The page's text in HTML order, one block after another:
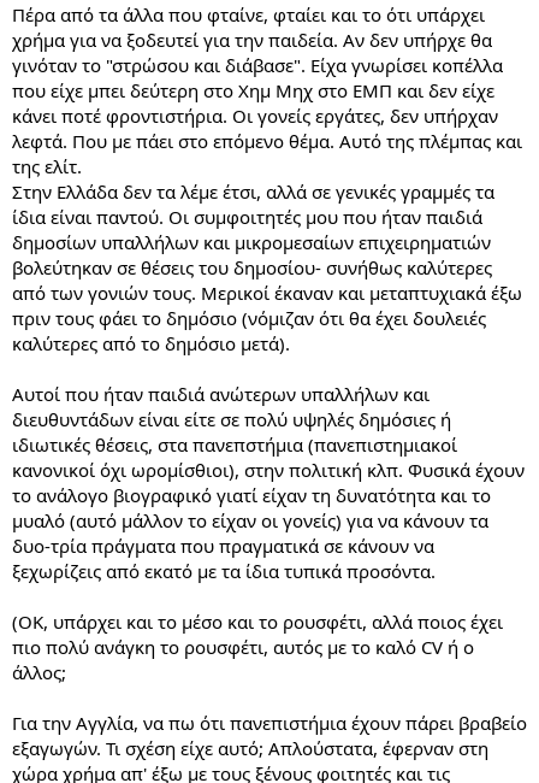
Πέρα από τα άλλα που φταίνε, φταίει και το ότι υπάρχει
χρήμα για να ξοδευτεί για την παιδεία. Αν δεν υπήρχε θα
γινόταν το "στρώσου και διάβασε". Είχα γνωρίσει κοπέλλα
που είχε μπει δεύτερη στο Χημ Μηχ στο ΕΜΠ και δεν είχε
κάνει ποτέ φροντιστήρια. Οι γονείς εργάτες, δεν υπήρχαν
λεφτά. Που με πάει στο επόμενο θέμα. Αυτό της πλέμπας και
της ελίτ.
Στην Ελλάδα δεν τα λέμε έτσι, αλλά σε γενικές γραμμές τα
ίδια είναι παντού. Οι συμφοιτητές μου που ήταν παιδιά
δημοσίων υπαλλήλων και μικρομεσαίων επιχειρηματιών
βολεύτηκαν σε θέσεις του δημοσίου- συνήθως καλύτερες
από των γονιών τους. Μερικοί έκαναν και μεταπτυχιακά έξω
πριν τους φάει το δημόσιο (νόμιζαν ότι θα έχει δουλειές
καλύτερες από το δημόσιο μετά).
Αυτοί που ήταν παιδιά ανώτερων υπαλλήλων και
διευθυντάδων είναι είτε σε πολύ υψηλές δημόσιες ή
ιδιωτικές θέσεις, στα πανεπστήμια (πανεπιστημιακοί
κανονικοί όχι ωρομίσθιοι), στην πολιτική κλπ. Φυσικά έχουν
το ανάλογο βιογραφικό γιατί είχαν τη δυνατότητα και το
μυαλό (αυτό μάλλον το είχαν οι γονείς) για να κάνουν τα
δυο-τρία πράγματα που πραγματικά σε κάνουν να
ξεχωρίζεις από εκατό με τα ίδια τυπικά προσόντα.
(ΟΚ, υπάρχει και το μέσο και το ρουσφέτι, αλλά ποιος έχει
πιο πολύ ανάγκη το ρουσφέτι, αυτός με το καλό CV ή ο
άλλος;
Για την Αγγλία, να πω ότι πανεπιστήμια έχουν πάρει βραβείο
εξαγωγών. Τι σχέση είχε αυτό; Απλούστατα, έφερναν στη
χώρα χρήμα απ' έξω με τους ξένους φοιτητές και τις